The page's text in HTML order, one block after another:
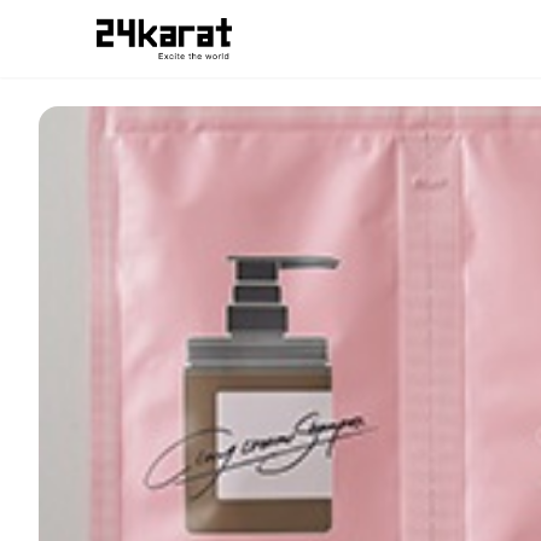
cocone_24kZAP受け取り用チケット